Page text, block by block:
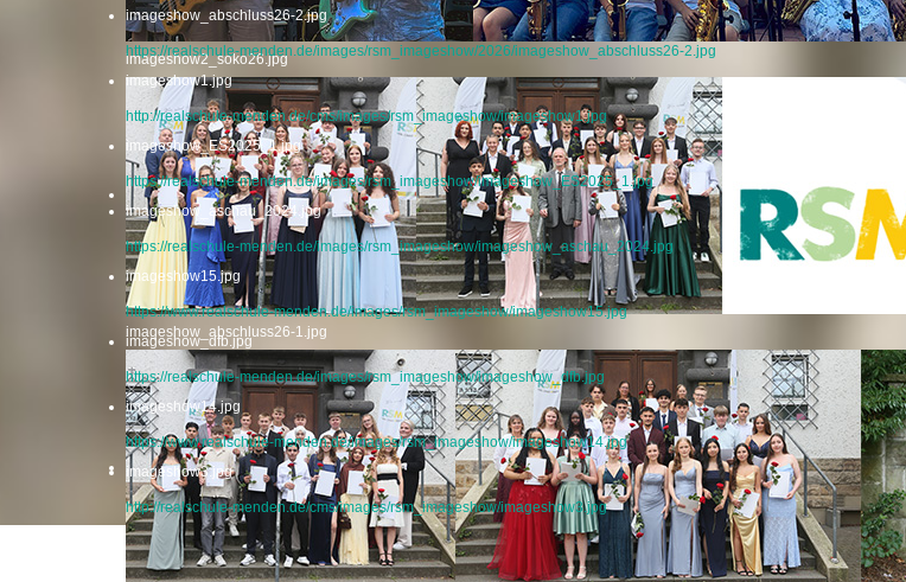
imageshow2_soko26.jpg
imageshow_abschluss26-1.jpg
imageshow_abschluss26-2.jpg
https://realschule-menden.de/images/rsm_imageshow/2026/imageshow_abschluss26-2.jpg
imageshow1.jpg
http://realschule-menden.de/cms/images/rsm_imageshow/imageshow1.jpg
imageshow_ES2025_1.jpg
https://realschule-menden.de/images/rsm_imageshow/imageshow_ES2025_1.jpg
imageshow_aschau_2024.jpg
https://realschule-menden.de/images/rsm_imageshow/imageshow_aschau_2024.jpg
imageshow15.jpg
https://www.realschule-menden.de/images/rsm_imageshow/imageshow15.jpg
imageshow_dfb.jpg
https://realschule-menden.de/images/rsm_imageshow/imageshow_dfb.jpg
imageshow14.jpg
https://www.realschule-menden.de/images/rsm_imageshow/imageshow14.jpg
imageshow3.jpg
http://realschule-menden.de/cms/images/rsm_imageshow/imageshow3.jpg
Startseite Fachschaften Religion